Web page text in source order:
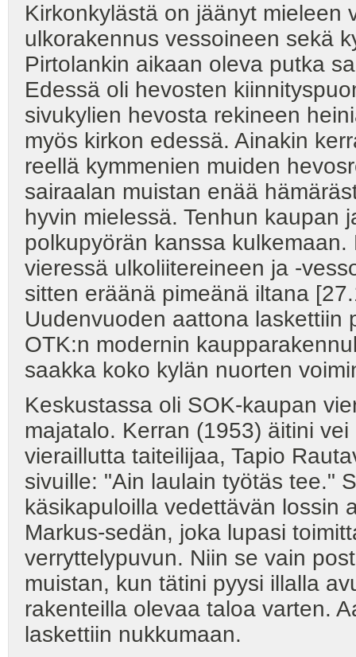
Kirkonkylästä on jäänyt mieleen
ulkorakennus vessoineen sekä
Pirtolankin aikaan oleva putka
Edessä oli hevosten
sivukylien hevosta rekineen
myös kirkon edessä. Ainakin
reellä kymmenien muiden
sairaalan muistan enää
hyvin mielessä. Tenhun kaupan
polkupyörän kanssa
vieressä ulkoliitereineen ja -
sitten eräänä pimeänä iltana
Uudenvuoden aattona laskettiin
OTK:n modernin
saakka koko kylän nuorten
Keskustassa oli SOK-kaupan
majatalo. Kerran (1953) äitini
vieraillutta taiteilijaa, Tapio
sivuille: "Ain laulain työtäs tee."
käsikapuloilla vedettävän lossin
Markus-sedän, joka lupasi
verryttelypuvun. Niin se vain
muistan, kun tätini pyysi illalla
rakenteilla olevaa taloa varten.
laskettiin nukkumaan.